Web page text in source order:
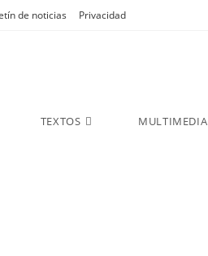
de noticias Privacidad
TEXTOS MULTIMEDIA